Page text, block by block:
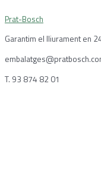
al
contingut
Prat-Bosch
Garantim el lliurament en
T. 93 874 82 01